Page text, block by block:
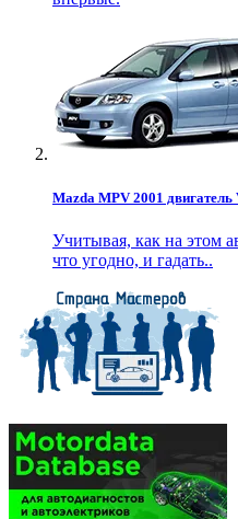
Mazda MPV 2001 двигатель
Учитывая, как на этом
что угодно, и гадать..